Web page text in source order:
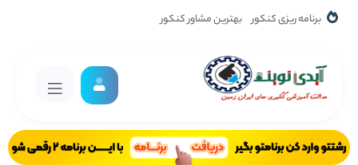
برنامه ریزی کنکور بهترین مشاور کنکور